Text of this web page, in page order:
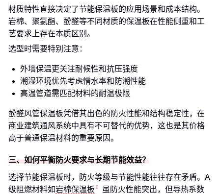
材质特性直接决定了节能保温板的应用场景和成本结构。
岩棉、聚氨酯、酚醛等不同材质的保温板在性能侧重和工
艺要求上存在本质区别。
选型时需要特别注意：
外墙保温更关注耐候性和抗压强度
潮湿环境优先考虑憎水率和防潮性能
高温管道需匹配材料的耐温极限
酚醛风管保温板凭借其出色的防火性能和结构稳定性，在
商业建筑通风系统中具有不可替代的优势，这也是其价格
高于普通保温材料的重要原因。
三、如何平衡防火要求与长期节能效益？
选择节能保温板时，防火等级与节能性能往往存在矛盾。A
级阻燃材料如岩棉保温板
虽防火性能突出，但导热系数